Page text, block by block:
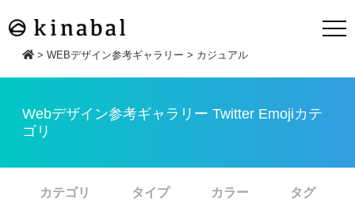
> WEBデザイン参考ギャラリー > カジュアル
Webデザイン参考ギャラリー Twitter Emojiカテ
ゴリ
カテゴリ タイプ カラー タグ